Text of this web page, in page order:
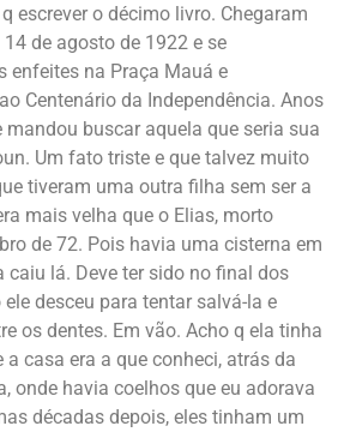
escrever o décimo livro. Chegaram
de agosto de 1922 e se
enfeites na Praça Mauá e
Centenário da Independência. Anos
buscar aquela que seria sua
Um fato triste e que talvez muito
tiveram uma outra filha sem ser a
mais velha que o Elias, morto
de 72. Pois havia uma cisterna em
caiu lá. Deve ter sido no final dos
desceu para tentar salvá-la e
os dentes. Em vão. Acho q ela tinha
a casa era a que conheci, atrás da
onde havia coelhos que eu adorava
décadas depois, eles tinham um